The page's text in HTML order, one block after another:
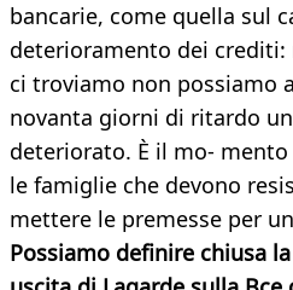
bancarie, come quella sul
deterioramento dei crediti:
ci troviamo non possiamo
novanta giorni di ritardo
deteriorato. È il mo-
le famiglie che devono
mettere le premesse per
Possiamo definire chiusa